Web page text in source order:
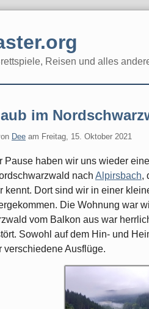
Reisen und alles
im
Dee am Freitag, 15. Oktober 2021
Pause haben wir uns wieder
nach Alpirsbach,
kennt. Dort sind wir in einer
Die Wohnung war
vom Balkon aus war
Sowohl auf dem Hin- und
verschiedene Ausflüge.